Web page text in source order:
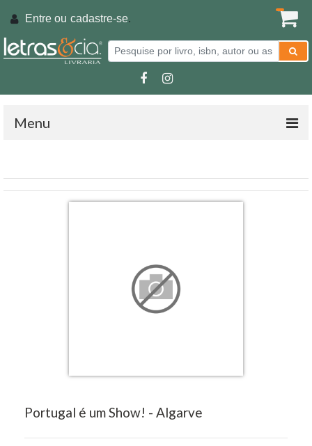
Entre ou cadastre-se.
Menu
Portugal é um Show! - Algarve